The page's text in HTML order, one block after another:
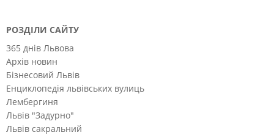
РОЗДІЛИ САЙТУ
365 днів Львова
Архів новин
Бізнесовий Львів
Енциклопедія львівських вулиць
Лембергиня
Львів "Задурно"
Львів сакральний